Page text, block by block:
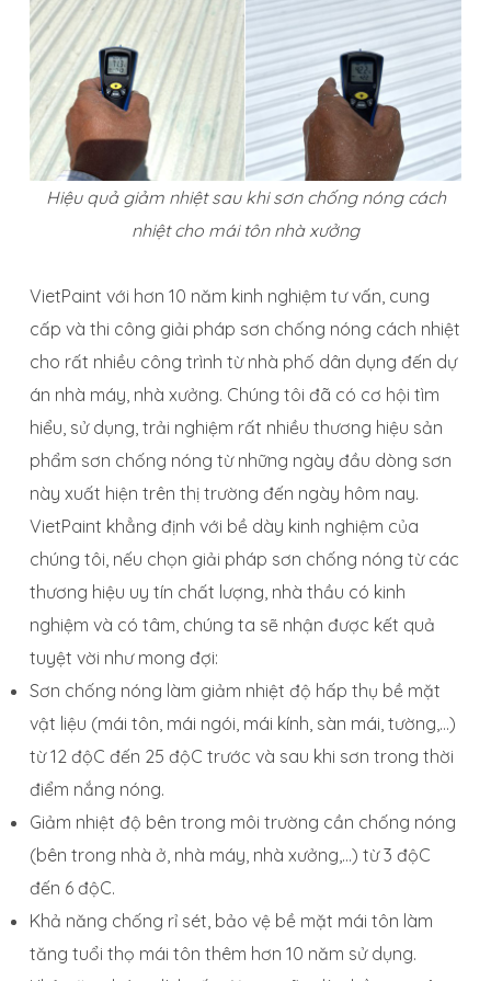
Hiệu quả giảm nhiệt sau khi sơn chống nóng cách
nhiệt cho mái tôn nhà xưởng
VietPaint với hơn 10 năm kinh nghiệm tư vấn, cung
cấp và thi công giải pháp sơn chống nóng cách nhiệt
cho rất nhiều công trình từ nhà phố dân dụng đến dự
án nhà máy, nhà xưởng. Chúng tôi đã có cơ hội tìm
hiểu, sử dụng, trải nghiệm rất nhiều thương hiệu sản
phẩm sơn chống nóng từ những ngày đầu dòng sơn
này xuất hiện trên thị trường đến ngày hôm nay.
VietPaint khẳng định với bề dày kinh nghiệm của
chúng tôi, nếu chọn giải pháp sơn chống nóng từ các
thương hiệu uy tín chất lượng, nhà thầu có kinh
nghiệm và có tâm, chúng ta sẽ nhận được kết quả
tuyệt vời như mong đợi:
Sơn chống nóng làm giảm nhiệt độ hấp thụ bề mặt
vật liệu (mái tôn, mái ngói, mái kính, sàn mái, tường,…)
từ 12 độC đến 25 độC trước và sau khi sơn trong thời
điểm nắng nóng.
Giảm nhiệt độ bên trong môi trường cần chống nóng
(bên trong nhà ở, nhà máy, nhà xưởng,…) từ 3 độC
đến 6 độC.
Khả năng chống rỉ sét, bảo vệ bề mặt mái tôn làm
tăng tuổi thọ mái tôn thêm hơn 10 năm sử dụng.